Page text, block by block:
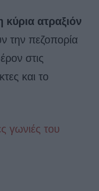
κύρια ατραξιόν
την πεζοπορία
στις
και το
γωνιές του